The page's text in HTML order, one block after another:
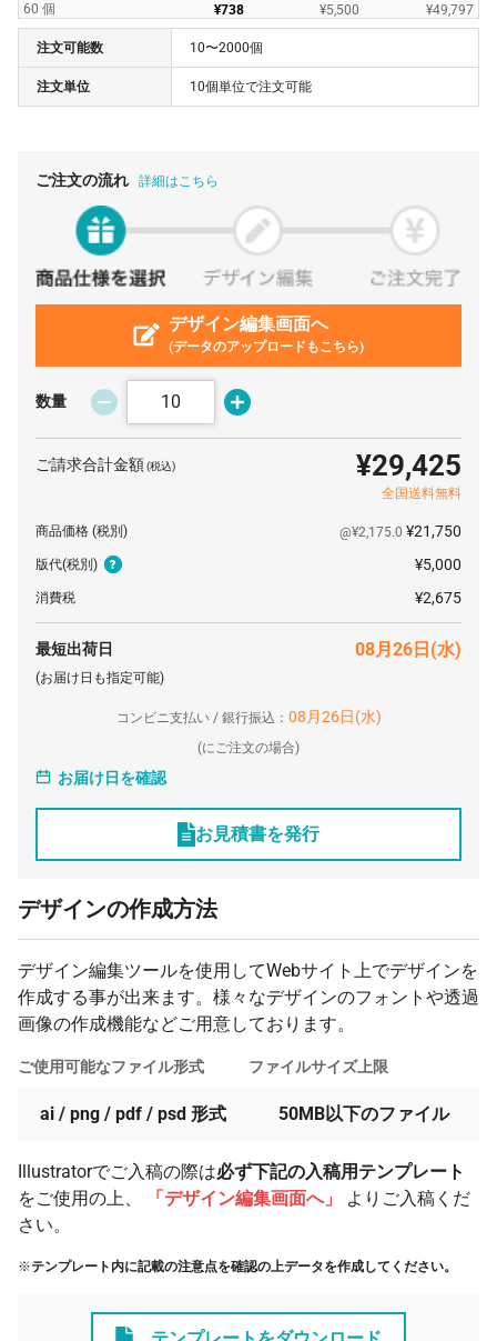
60 個 ¥738 ¥5,500 ¥49,797
70 個 ¥701
80 個 ¥677
¥307,780
¥593 ¥598,928
注文可能数 10〜2000個
注文単位 10個単位で注文可能
ご注文の流れ 詳細はこちら
デザイン編集画面へ
(データのアップロードもこちら)
数量
ご請求合計金額(税込) ¥29,425
全国送料無料
商品価格 (税別) @¥2,175.0 ¥21,750
版代(税別) ¥5,000
消費税 ¥2,675
最短出荷日 08月26日(水)
(お届け日も指定可能)
コンビニ支払い / 銀行振込： 08月26日(水)
(にご注文の場合)
お届け日を確認
お見積書を発行
デザインの作成方法
デザイン編集ツールを使用してWebサイト上でデザインを
作成する事が出来ます。様々なデザインのフォントや透過
画像の作成機能などご用意しております。
ご使用可能なファイル形式
ai / png / pdf / psd 形式
ファイルサイズ上限
50MB以下のファイル
Illustratorでご入稿の際は必ず下記の入稿用テンプレート
をご使用の上、
「デザイン編集画面へ」
よりご入稿くだ
さい。
※テンプレート内に記載の注意点を確認の上データを作成してください。